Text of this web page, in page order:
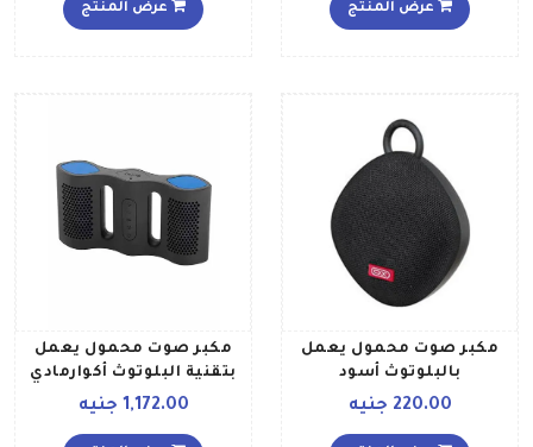
عرض المنتج عرض المنتج
مكبر صوت محمول يعمل
بالبلوتوث أسود
220.00 جنيه
مكبر صوت محمول يعمل
بتقنية البلوتوث أكوارمادي
1,172.00 جنيه